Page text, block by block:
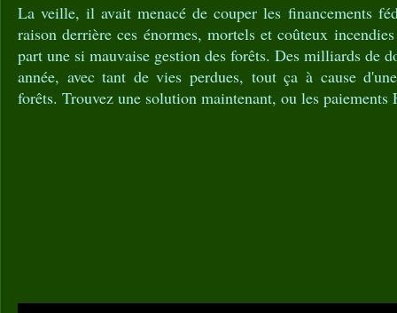
La veille, il avait menacé de couper les financements
raison derrière ces énormes, mortels et coûteux
part une si mauvaise gestion des forêts. Des milliards de
année, avec tant de vies perdues, tout ça à cause
forêts. Trouvez une solution maintenant, ou les paiements